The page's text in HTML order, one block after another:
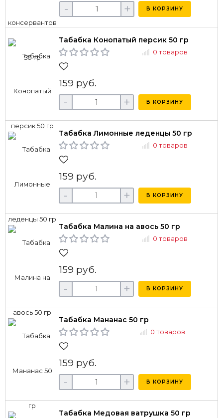
- + В КОРЗИНУ
Табабка Конопатый персик 50 гр
0 товаров
159 руб.
- + В КОРЗИНУ
Табабка Лимонные леденцы 50 гр
0 товаров
159 руб.
- + В КОРЗИНУ
Табабка Малина на авось 50 гр
0 товаров
159 руб.
- + В КОРЗИНУ
Табабка Мананас 50 гр
0 товаров
159 руб.
- + В КОРЗИНУ
Табабка Медовая ватрушка 50 гр